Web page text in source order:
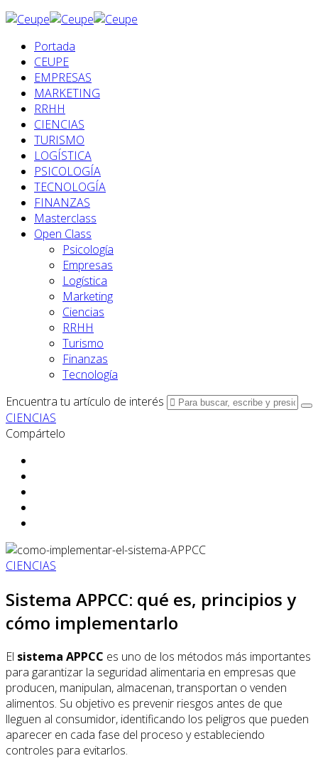
Portada
CEUPE
EMPRESAS
MARKETING
RRHH
CIENCIAS
TURISMO
LOGÍSTICA
PSICOLOGÍA
TECNOLOGÍA
FINANZAS
Masterclass
Open Class
Psicología
Empresas
Logística
Marketing
Ciencias
RRHH
Turismo
Finanzas
Tecnología
Encuentra tu artículo de interés
CIENCIAS
Compártelo
CIENCIAS
Sistema APPCC: qué es, principios y
cómo implementarlo
El sistema APPCC es uno de los métodos más importantes
para garantizar la seguridad alimentaria en empresas que
producen, manipulan, almacenan, transportan o venden
alimentos. Su objetivo es prevenir riesgos antes de que
lleguen al consumidor, identificando los peligros que pueden
aparecer en cada fase del proceso y estableciendo
controles para evitarlos.